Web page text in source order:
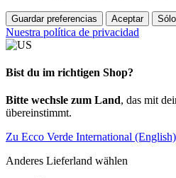
Guardar preferencias Aceptar
Nuestra política de privacidad
Bist du im richtigen Shop?
Bitte wechsle zum Land, das mit
übereinstimmt.
Zu Ecco Verde International (English)
Anderes Lieferland wählen